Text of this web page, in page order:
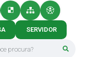
SERVIDOR